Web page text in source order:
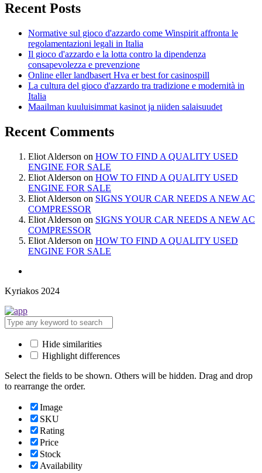
Recent Posts
Normative sul gioco d'azzardo come Winspirit affronta le
regolamentazioni legali in Italia
Il gioco d'azzardo e la lotta contro la dipendenza
consapevolezza e prevenzione
Online eller landbasert Hva er best for casinospill
La cultura del gioco d'azzardo tra tradizione e modernità in
Italia
Maailman kuuluisimmat kasinot ja niiden salaisuudet
Recent Comments
Eliot Alderson on HOW TO FIND A QUALITY USED
ENGINE FOR SALE
Eliot Alderson on HOW TO FIND A QUALITY USED
ENGINE FOR SALE
Eliot Alderson on SIGNS YOUR CAR NEEDS A NEW AC
COMPRESSOR
Eliot Alderson on SIGNS YOUR CAR NEEDS A NEW AC
COMPRESSOR
Eliot Alderson on HOW TO FIND A QUALITY USED
ENGINE FOR SALE
Kyriakos 2024
Hide similarities
Highlight differences
Select the fields to be shown. Others will be hidden. Drag and drop
to rearrange the order.
Image
SKU
Rating
Price
Stock
Availability